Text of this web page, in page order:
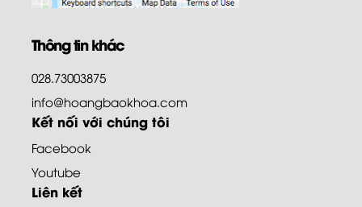
Thông tin khác
028.73003875
info@hoangbaokhoa.com
Kết nối với chúng tôi
Facebook
Youtube
Liên kết